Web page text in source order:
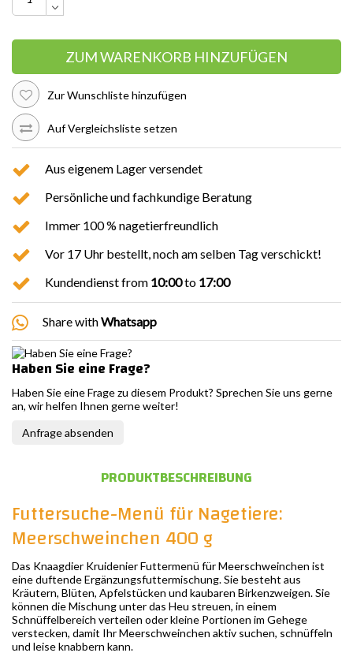
ZUM WARENKORB HINZUFÜGEN
Zur Wunschliste hinzufügen
Auf Vergleichsliste setzen
Aus eigenem Lager versendet
Persönliche und fachkundige Beratung
Immer 100 % nagetierfreundlich
Vor 17 Uhr bestellt, noch am selben Tag verschickt!
Kundendienst from 10:00to 17:00
Share withWhatsapp
Haben Sie eine Frage?
Haben Sie eine Frage zu diesem Produkt? Sprechen Sie uns gerne
an, wir helfen Ihnen gerne weiter!
Anfrage absenden
PRODUKTBESCHREIBUNG
Futtersuche-Menü für Nagetiere:
Meerschweinchen 400 g
Das Knaagdier Kruidenier Futtermenü für Meerschweinchen ist
eine duftende Ergänzungsfuttermischung. Sie besteht aus
Kräutern, Blüten, Apfelstücken und kaubaren Birkenzweigen. Sie
können die Mischung unter das Heu streuen, in einem
Schnüffelbereich verteilen oder kleine Portionen im Gehege
verstecken, damit Ihr Meerschweinchen aktiv suchen, schnüffeln
und leise knabbern kann.